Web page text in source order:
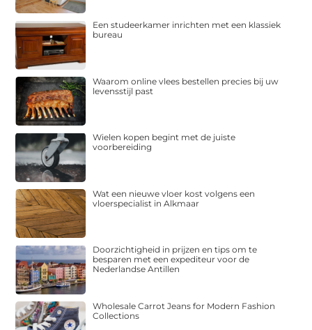
Een studeerkamer inrichten met een klassiek
bureau
Waarom online vlees bestellen precies bij uw
levensstijl past
Wielen kopen begint met de juiste
voorbereiding
Wat een nieuwe vloer kost volgens een
vloerspecialist in Alkmaar
Doorzichtigheid in prijzen en tips om te
besparen met een expediteur voor de
Nederlandse Antillen
Wholesale Carrot Jeans for Modern Fashion
Collections